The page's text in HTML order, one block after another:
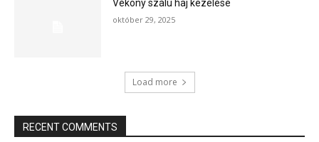
Vékony szálú haj kezelése
október 29, 2025
Load more
RECENT COMMENTS